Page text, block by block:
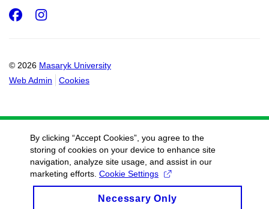
© 2026 Masaryk University
Web Admin
Cookies
Facebook
Instagram
By clicking “Accept Cookies”, you agree to the
storing of cookies on your device to enhance site
navigation, analyze site usage, and assist in our
marketing efforts. Cookie Settings
Necessary Only